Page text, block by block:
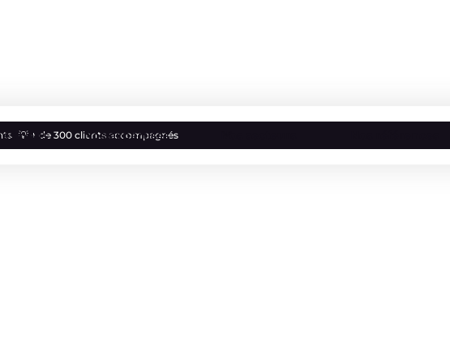
💡 + de 300 clients accompagnés
nous Nos expertises